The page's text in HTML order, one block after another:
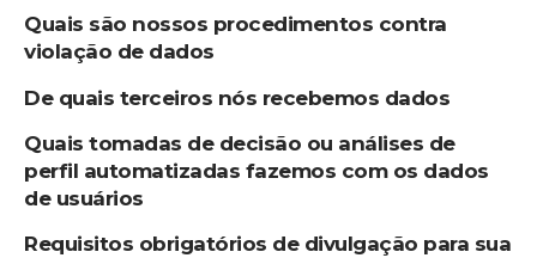
Quais são nossos procedimentos contra
violação de dados
De quais terceiros nós recebemos dados
Quais tomadas de decisão ou análises de
perfil automatizadas fazemos com os dados
de usuários
Requisitos obrigatórios de divulgação para sua